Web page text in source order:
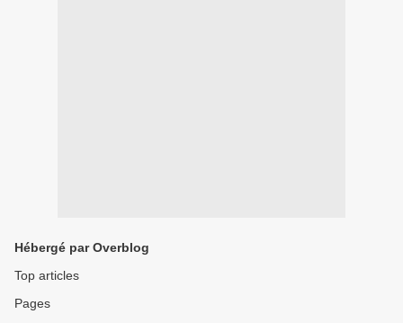
Hébergé par Overblog
Top articles
Pages